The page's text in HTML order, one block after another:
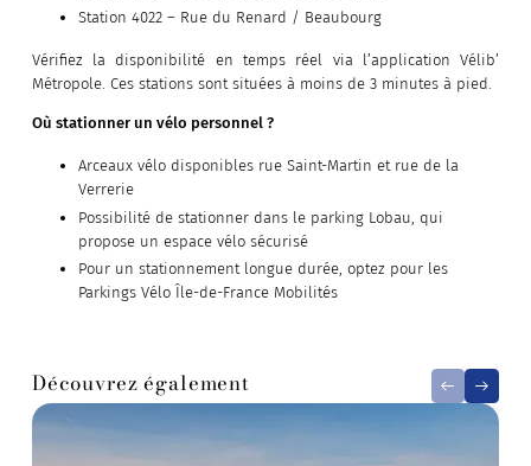
Station 4022 – Rue du Renard / Beaubourg
Vérifiez la disponibilité en temps réel via l’application Vélib’
Métropole. Ces stations sont situées à moins de 3 minutes à pied.
Où stationner un vélo personnel ?
Arceaux vélo disponibles rue Saint-Martin et rue de la
Verrerie
Possibilité de stationner dans le parking Lobau, qui
propose un espace vélo sécurisé
Pour un stationnement longue durée, optez pour les
Parkings Vélo Île-de-France Mobilités
Découvrez également